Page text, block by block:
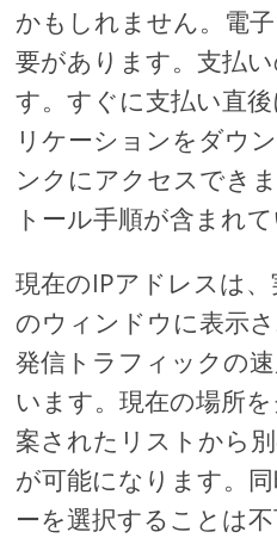
かもしれません。電
要があります。支払
す。すぐに支払い直
リケーションをダウ
ンクにアクセスでき
トール手順が含まれて
現在のIPアドレスは
のウィンドウに表示
発信トラフィックの
います。現在の場所
案されたリストから
が可能になります。
ーを選択することは不